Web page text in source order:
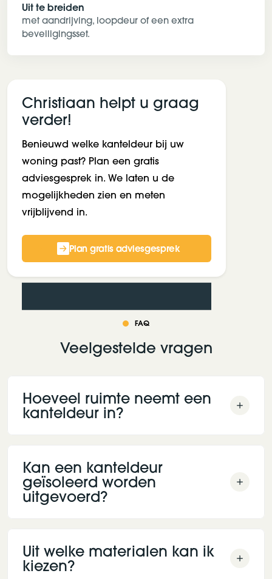
Uit te breiden
met aandrijving, loopdeur of een extra
beveiligingsset.
Christiaan helpt u graag
verder!
Benieuwd welke kanteldeur bij uw
woning past? Plan een gratis
adviesgesprek in. We laten u de
mogelijkheden zien en meten
vrijblijvend in.
Plan gratis adviesgesprek
FAQ
Veelgestelde vragen
Hoeveel ruimte neemt een
kanteldeur in?
Kan een kanteldeur
geïsoleerd worden
uitgevoerd?
Uit welke materialen kan ik
kiezen?